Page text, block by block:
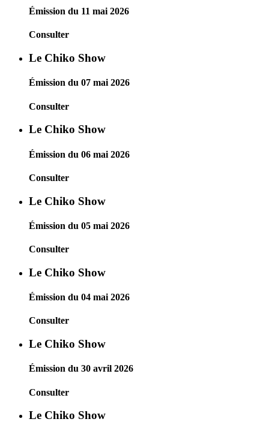
Émission du 11 mai 2026
Consulter
Le Chiko Show
Émission du 07 mai 2026
Consulter
Le Chiko Show
Émission du 06 mai 2026
Consulter
Le Chiko Show
Émission du 05 mai 2026
Consulter
Le Chiko Show
Émission du 04 mai 2026
Consulter
Le Chiko Show
Émission du 30 avril 2026
Consulter
Le Chiko Show